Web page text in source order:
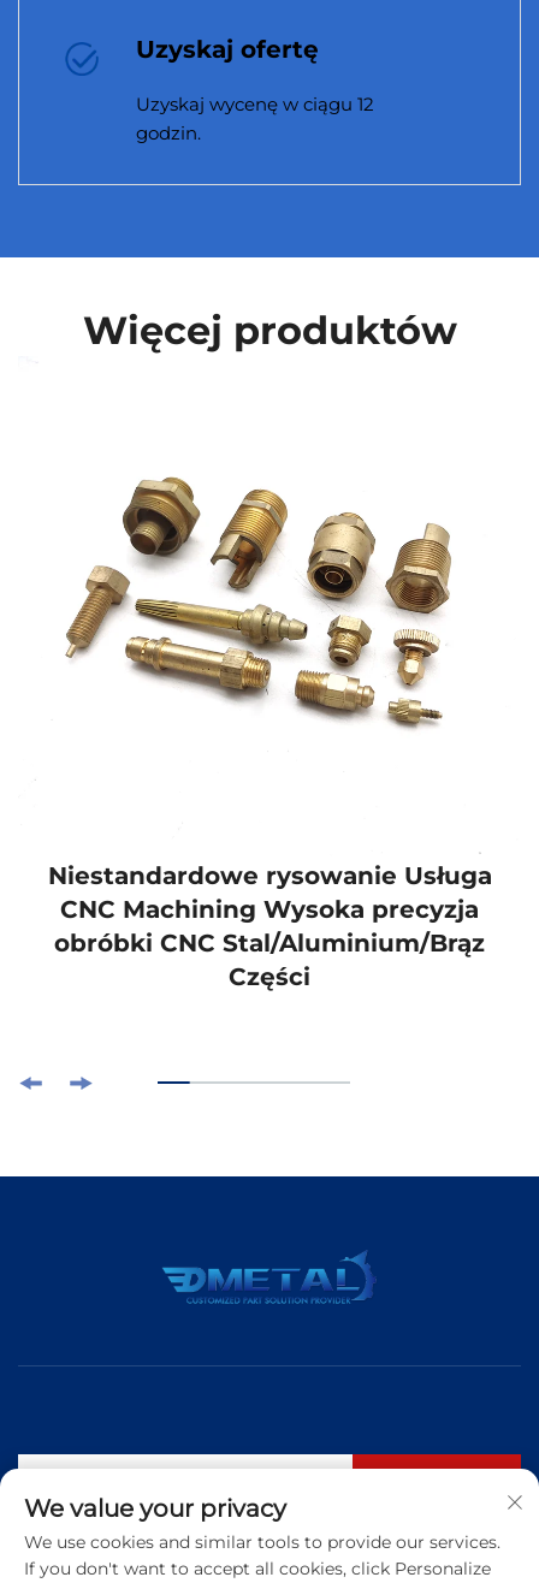
Uzyskaj ofertę
Uzyskaj wycenę w ciągu 12
godzin.
Więcej produktów
Niestandardowe rysowanie Usługa
CNC Machining Wysoka precyzja
obróbki CNC Stal/Aluminium/Brąz
Części
We value your privacy
We use cookies and similar tools to provide our services.
If you don't want to accept all cookies, click Personalize